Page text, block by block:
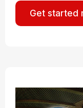
Get started